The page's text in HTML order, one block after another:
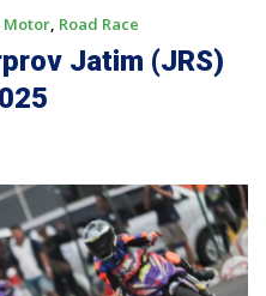
Motor Road Race
Jatim (JRS)